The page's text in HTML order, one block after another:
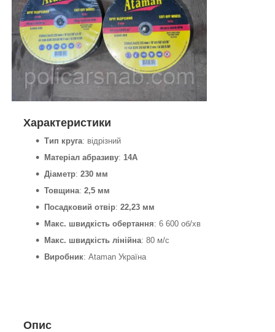
Характеристики
Тип круга: відрізний
Матеріал абразиву: 14А
Діаметр: 230 мм
Товщина: 2,5 мм
Посадковий отвір: 22,23 мм
Макс. швидкість обертання: 6 600 об/хв
Макс. швидкість лінійна: 80 м/с
Виробник: Ataman Україна
Опис